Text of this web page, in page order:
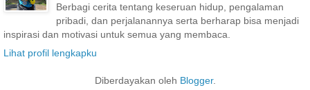
Berbagi cerita tentang keseruan hidup, pengalaman
pribadi, dan perjalanannya serta berharap bisa menjadi
inspirasi dan motivasi untuk semua yang membaca.
Lihat profil lengkapku
Diberdayakan oleh Blogger.